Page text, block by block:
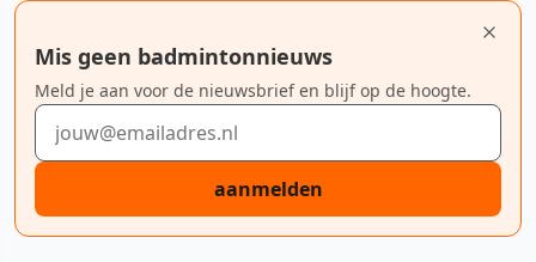
Mis geen badmintonnieuws
Meld je aan voor de nieuwsbrief en blijf op de hoogte.
E-mailadres
aanmelden